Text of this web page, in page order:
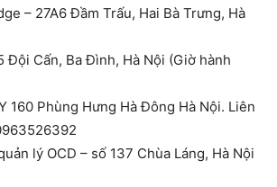
– 27A6 Đầm Trấu, Hai Bà Trưng, Hà
Đội Cấn, Ba Đình, Hà Nội (Giờ hành
160 Phùng Hưng Hà Đông Hà Nội. Liên
lý OCD – số 137 Chùa Láng, Hà Nội